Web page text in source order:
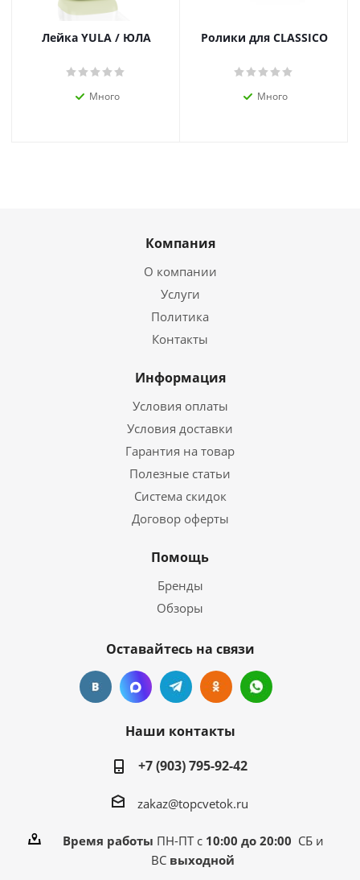
Лейка YULA / ЮЛА
Много
Ролики для CLASSICO
Много
Компания
О компании
Услуги
Политика
Контакты
Информация
Условия оплаты
Условия доставки
Гарантия на товар
Полезные статьи
Система скидок
Договор оферты
Помощь
Бренды
Обзоры
Оставайтесь на связи
Наши контакты
+7 (903) 795-92-42
zakaz@topcvetok.ru
Время работы ПН-ПТ с 10:00 до 20:00 СБ и
ВС выходной